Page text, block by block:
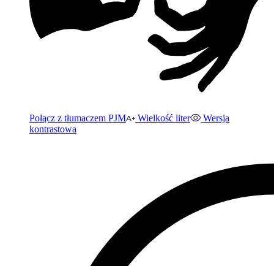
Połącz z tłumaczem PJM Wielkość liter
Wersja
kontrastowa